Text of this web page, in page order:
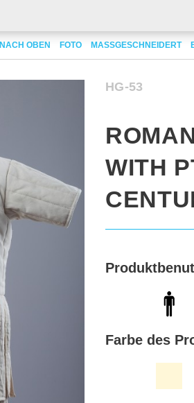
Pteruges IV- VII century
NACH OBEN FOTO MASSGESCHNEIDERT
HG-53
WITH
Farbe des